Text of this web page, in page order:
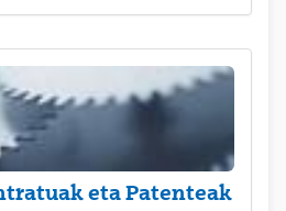
eta Patenteak